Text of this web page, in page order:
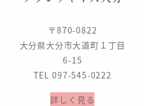
〒870-0822
大分県大分市大道町１丁目
6-15
TEL 097-545-0222
詳しく見る